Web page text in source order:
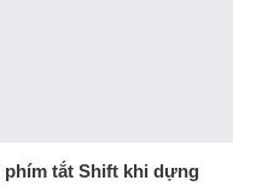
phím tắt Shift khi dựng